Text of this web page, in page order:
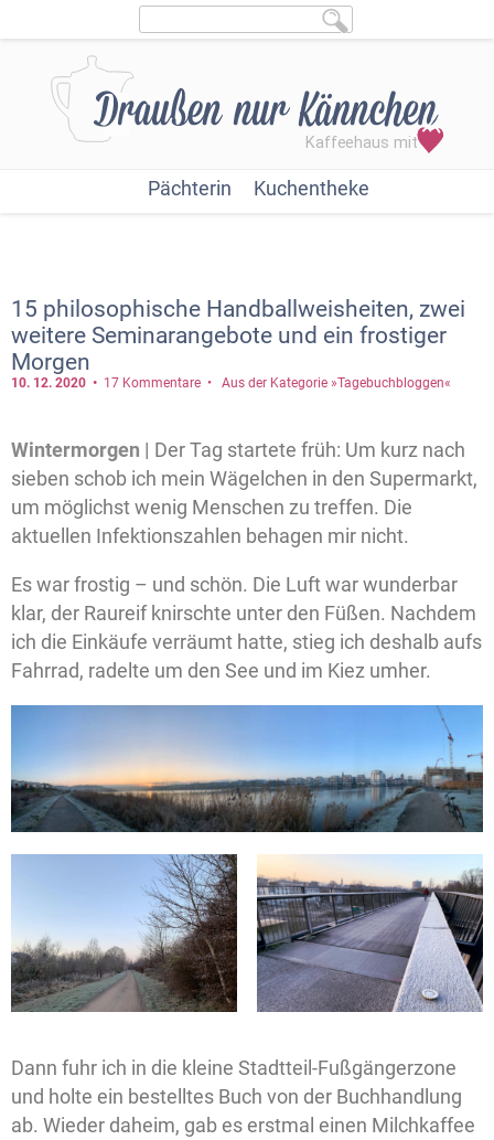
Pächterin Kuchentheke
15 philosophische Handballweisheiten, zwei
weitere Seminarangebote und ein frostiger
Morgen
10. 12. 2020 17 Kommentare Aus der Kategorie »Tagebuchbloggen«
Wintermorgen | Der Tag startete früh: Um kurz nach
sieben schob ich mein Wägelchen in den Supermarkt,
um möglichst wenig Menschen zu treffen. Die
aktuellen Infektionszahlen behagen mir nicht.
Es war frostig – und schön. Die Luft war wunderbar
klar, der Raureif knirschte unter den Füßen. Nachdem
ich die Einkäufe verräumt hatte, stieg ich deshalb aufs
Fahrrad, radelte um den See und im Kiez umher.
Dann fuhr ich in die kleine Stadtteil-Fußgängerzone
und holte ein bestelltes Buch von der Buchhandlung
ab. Wieder daheim, gab es erstmal einen Milchkaffee